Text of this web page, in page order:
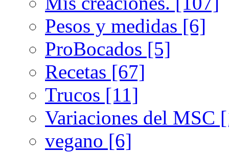
Pesos y medidas [6]
ProBocados [5]
Recetas [67]
Trucos [11]
Variaciones del MSC
vegano [6]